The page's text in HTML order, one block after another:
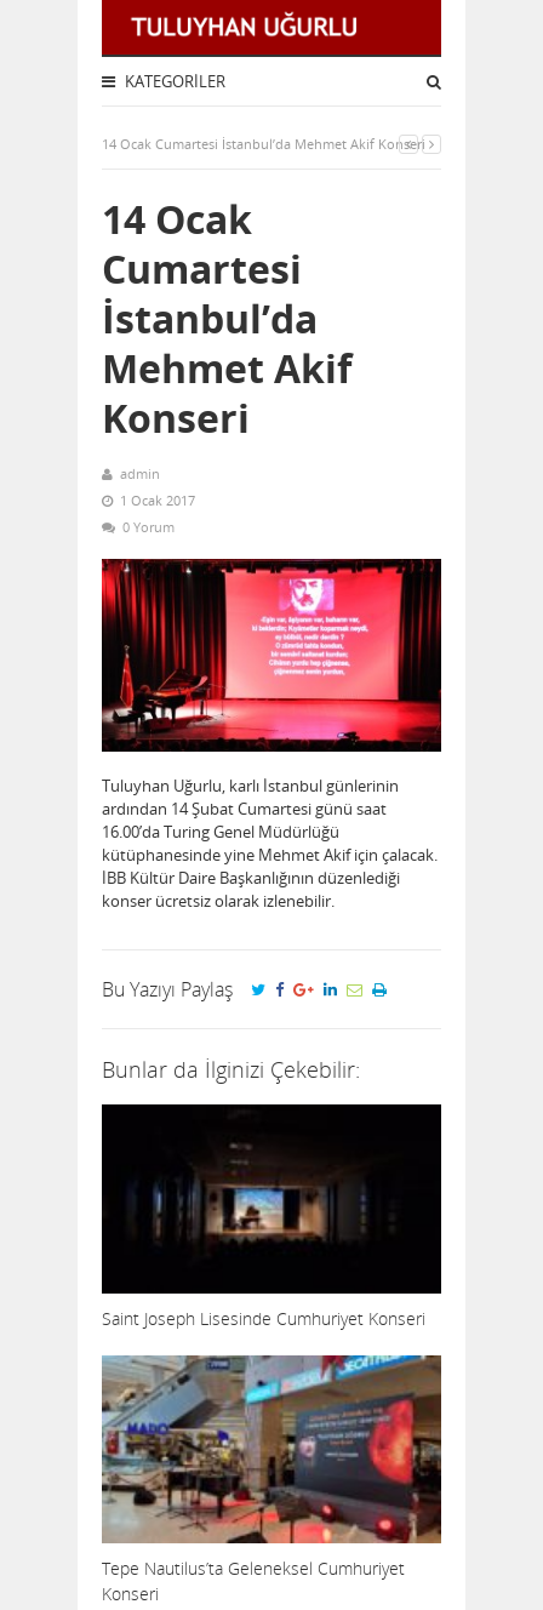
KATEGORILER
14 Ocak Cumartesi İstanbul’da Mehmet Akif Konseri
14 Ocak
Cumartesi
İstanbul’da
Mehmet Akif
Konseri
admin
1 Ocak 2017
0 Yorum
Tuluyhan Uğurlu, karlı İstanbul günlerinin
ardından 14 Şubat Cumartesi günü saat
16.00’da Turing Genel Müdürlüğü
kütüphanesinde yine Mehmet Akif için çalacak.
İBB Kültür Daire Başkanlığının düzenlediği
konser ücretsiz olarak izlenebilir.
Bu Yazıyı Paylaş
Bunlar da İlginizi Çekebilir:
Saint Joseph Lisesinde Cumhuriyet Konseri
Tepe Nautilus’ta Geleneksel Cumhuriyet
Konseri